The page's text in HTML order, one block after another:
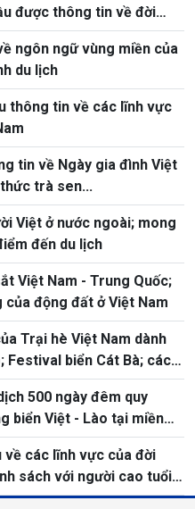
được thông tin về đời
ngôn ngữ vùng miền của
du lịch
tin về Ngày gia đình Việt
trà sen...
Việt ở nước ngoài; mong
đến du lịch
Việt Nam - Trung Quốc;
hưởng của động đất ở Việt Nam
Trại hè Việt Nam dành
Festival biển Cát Bà; các
500 ngày đêm quy
biển Việt - Lào tại miền
các lĩnh vực của đời
sách với người cao tuổi,